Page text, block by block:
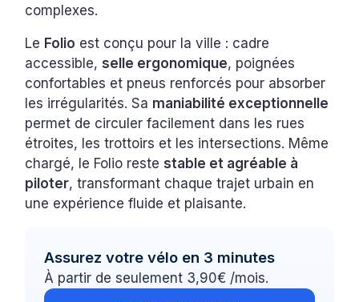
complexes.
Le Folio est conçu pour la ville : cadre
accessible,selle ergonomique, poignées
confortables et pneus renforcés pour absorber
les irrégularités. Sa maniabilité exceptionnelle
permet de circuler facilement dans les rues
étroites, les trottoirs et les intersections. Même
chargé, le Folio restestable et agréable à
piloter, transformant chaque trajet urbain en
une expérience fluide et plaisante.
Assurez votre vélo en 3 minutes
À partir de seulement 3,90€ /mois.